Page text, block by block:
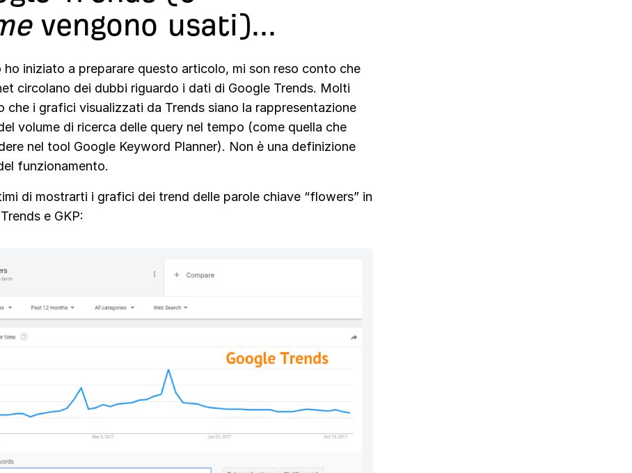
vengono usati)...
ho iniziato a preparare questo articolo, mi son reso conto che
circolano dei dubbi riguardo i dati di Google Trends. Molti
che i grafici visualizzati da Trends siano la rappresentazione
volume di ricerca delle query nel tempo (come quella che
nel tool Google Keyword Planner). Non è una definizione
funzionamento.
di mostrarti i grafici dei trend delle parole chiave “flowers” in
e GKP: